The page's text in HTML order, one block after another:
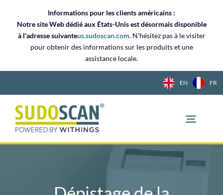
content
Informations pour les clients américains :
Notre site Web dédié aux États-Unis est désormais disponible
à l'adresse suivanteus.sudoscan.com. N'hésitez pas à le visiter
pour obtenir des informations sur les produits et une
assistance locale.
EN FR